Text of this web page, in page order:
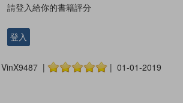
請登入給你的書籍評分
登入
VinX9487 | | 01-01-2019